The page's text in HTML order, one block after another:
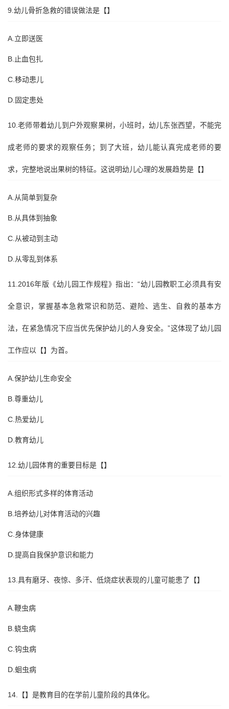
9.幼儿骨折急救的错误做法是【】
A.立即送医
B.止血包扎
C.移动患儿
D.固定患处
10.老师带着幼儿到户外观察果树，小班时，幼儿东张西望，不能完
成老师的要求的观察任务；到了大班，幼儿能认真完成老师的要
求，完整地说出果树的特征。这说明幼儿心理的发展趋势是【】
A.从简单到复杂
B.从具体到抽象
C.从被动到主动
D.从零乱到体系
11.2016年版《幼儿园工作规程》指出：“幼儿园教职工必须具有安
全意识，掌握基本急救常识和防范、避险、逃生、自救的基本方
法，在紧急情况下应当优先保护幼儿的人身安全。”这体现了幼儿园
工作应以【】为首。
A.保护幼儿生命安全
B.尊重幼儿
C.热爱幼儿
D.教育幼儿
12.幼儿园体育的重要目标是【】
A.组织形式多样的体育活动
B.培养幼儿对体育活动的兴趣
C.身体健康
D.提高自我保护意识和能力
13.具有磨牙、夜惊、多汗、低烧症状表现的儿童可能患了【】
A.鞭虫病
B.蛲虫病
C.钩虫病
D.蛔虫病
14.【】是教育目的在学前儿童阶段的具体化。